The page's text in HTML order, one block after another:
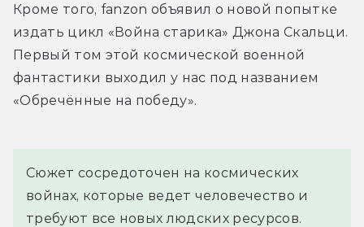
Кроме того, fanzon объявил о новой попытке
издать цикл «Война старика» Джона Скальци.
Первый том этой космической военной
фантастики выходил у нас под названием
«Обречённые на победу».
Сюжет сосредоточен на космических
войнах, которые ведет человечество и
требуют все новых людских ресурсов.